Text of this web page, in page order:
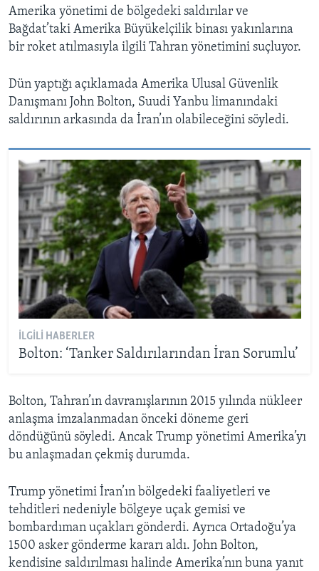
Amerika yönetimi de bölgedeki saldırılar ve
Bağdat’taki Amerika Büyükelçilik binası yakınlarına
bir roket atılmasıyla ilgili Tahran yönetimini suçluyor.
Dün yaptığı açıklamada Amerika Ulusal Güvenlik
Danışmanı John Bolton, Suudi Yanbu limanındaki
saldırının arkasında da İran’ın olabileceğini söyledi.
İLGILI HABERLER
Bolton: ‘Tanker Saldırılarından İran Sorumlu’
Bolton, Tahran’ın davranışlarının 2015 yılında nükleer
anlaşma imzalanmadan önceki döneme geri
döndüğünü söyledi. Ancak Trump yönetimi Amerika’yı
bu anlaşmadan çekmiş durumda.
Trump yönetimi İran’ın bölgedeki faaliyetleri ve
tehditleri nedeniyle bölgeye uçak gemisi ve
bombardıman uçakları gönderdi. Ayrıca Ortadoğu’ya
1500 asker gönderme kararı aldı. John Bolton,
kendisine saldırılması halinde Amerika’nın buna yanıt